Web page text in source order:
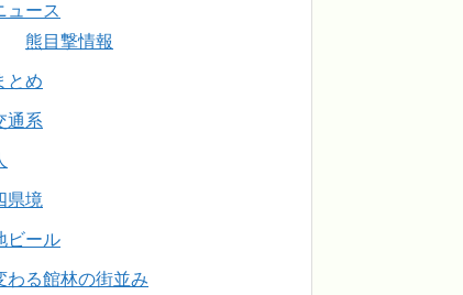
ュース
熊目撃情報
とめ
通系
県境
ビール
わる館林の街並み